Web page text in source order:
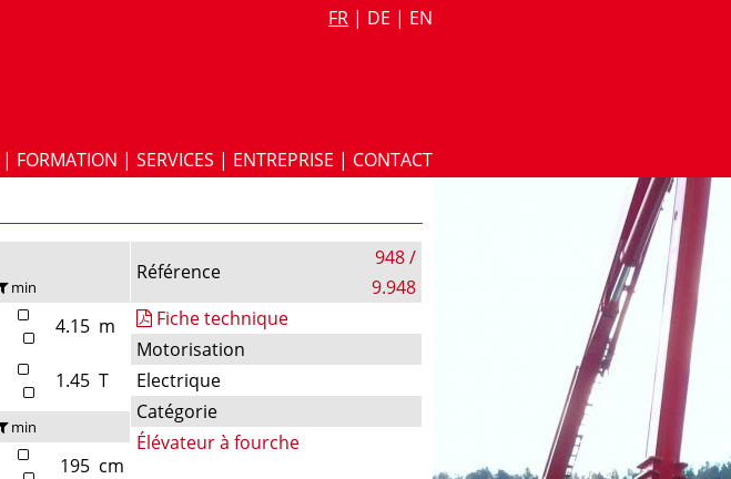
FR | DE | EN
| FORMATION |SERVICES | ENTREPRISE | CONTACT
min
4.15 m
1.45 T
min
195 cm
Référence
948 /
9.948
Fiche technique
Motorisation
Electrique
Catégorie
Élévateur à fourche